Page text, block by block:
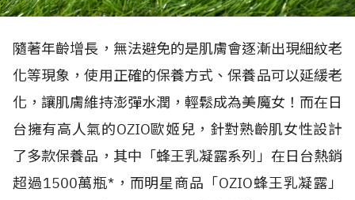
隨著年齡增長，無法避免的是肌膚會逐漸出現細紋老
化等現象，使用正確的保養方式、保養品可以延緩老
化，讓肌膚維持澎彈水潤，輕鬆成為美魔女！而在日
台擁有高人氣的OZIO歐姬兒，針對熟齡肌女性設計
了多款保養品，其中「蜂王乳凝露系列」在日台熱銷
超過1500萬瓶*，而明星商品「OZIO蜂王乳凝露」